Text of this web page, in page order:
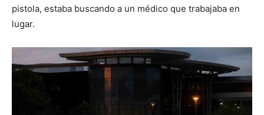
pistola, estaba buscando a un médico que trabajaba en
lugar.